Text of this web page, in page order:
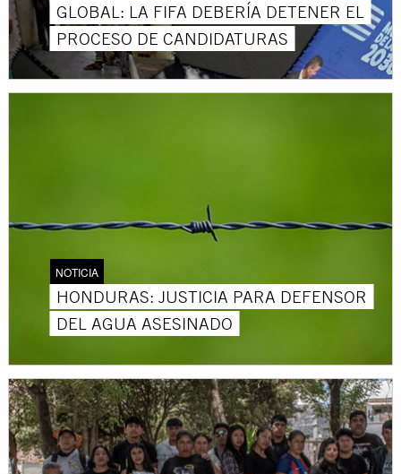
GLOBAL: LA FIFA DEBERÍA DETENER EL
PROCESO DE CANDIDATURAS
NOTICIA
HONDURAS: JUSTICIA PARA DEFENSOR
DEL AGUA ASESINADO